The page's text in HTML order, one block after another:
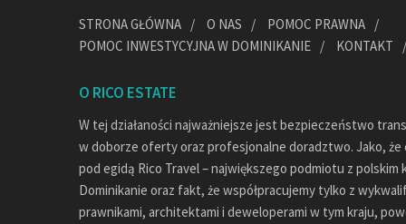
STRONA GŁÓWNA O NAS
POMOC PRAWNA
POMOC INWESTYCYJNA W DOMINIKANIE
KONTAKT
O RICO ESTATE
W tej działaności najważniejsze jest bezpieczeństwo
w doborze oferty oraz profesjonalne doradztwo. Jako, że
pod egidą Rico Travel – największego podmiotu z polskim
Dominikanie oraz fakt, że współpracujemy tylko z
prawnikami, architektami i deweloperami w tym kraju,